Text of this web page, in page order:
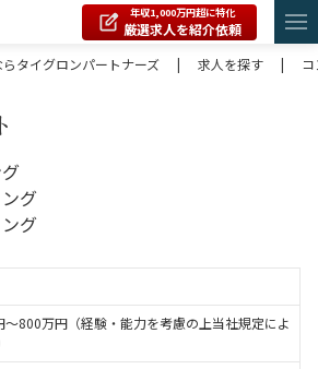
年収1,000万円超に特化
厳選求人を紹介依頼
タイグロンパートナーズ
| 求人を探す |
グ
グ
〜800万円（経験・能力を考慮の上当社規定によ